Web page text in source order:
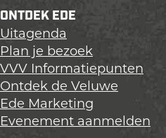
n
a
o
p
L
i
n
k
n
o
p
F
a
c
e
n
o
p
X
ONTDEK EDE
Uitagenda
Plan je bezoek
VVV Informatiepunten
Ontdek de Veluwe
Ede Marketing
Evenement aanmelden